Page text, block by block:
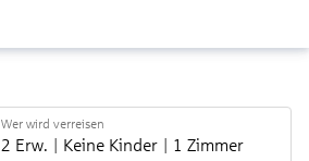
Wer wird verreisen
2 Erw. Keine Kinder 1 Zimmer